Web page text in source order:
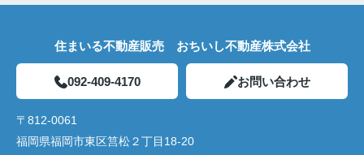
住まいる不動産販売 おちいし不動産株式会社
092-409-4170 お問い合わせ
〒812-0061
福岡県福岡市東区筥松２丁目18-20